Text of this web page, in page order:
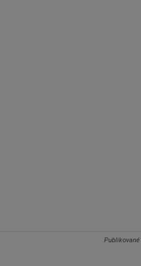
Publikované